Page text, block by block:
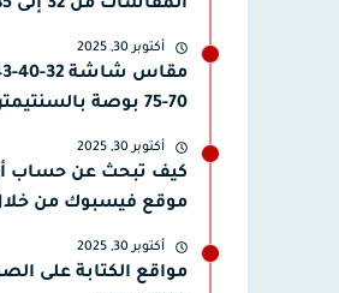
المقاسات من 32 إلى 85 بوصة.
أكتوبر 30, 2025
70-75 بوصة بالسنتيمتر led و lcd.
أكتوبر 30, 2025
كيف تبحث عن
موقع فيسبوك من
أكتوبر 30, 2025
مواقع الكتابة على